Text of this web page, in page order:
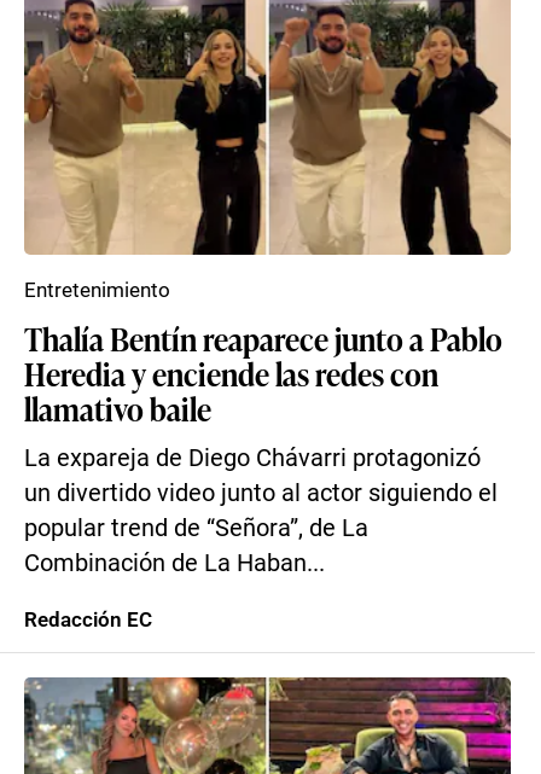
Thalía Bentín reaparece junto a Pablo
Heredia y enciende las redes con
llamativo baile
La expareja de Diego Chávarri protagonizó
un divertido video junto al actor siguiendo el
popular trend de “Señora”, de La
Combinación de La Haban...
Entretenimiento
Redacción EC